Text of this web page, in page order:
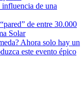
influencia de una
de entre 30.000
Solar
Ahora solo hay un
este evento épico